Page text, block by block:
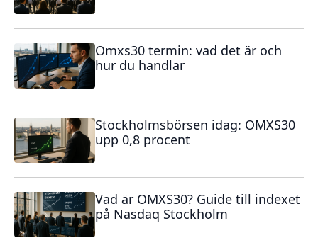
Omxs30 termin: vad det är och
hur du handlar
Stockholmsbörsen idag: OMXS30
upp 0,8 procent
Vad är OMXS30? Guide till indexet
på Nasdaq Stockholm